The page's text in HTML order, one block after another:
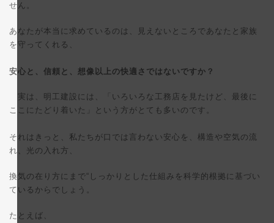
せん。
あなたが本当に求めているのは、見えないところであなたと家族
を守ってくれる、
安心と、信頼と、想像以上の快適さではないですか？
実は、明工建設には、「いろいろな工務店を見たけど、最後に
ここにたどり着いた」という方がとても多いのです。
それはきっと、私たちが口では言わない安心を、構造や空気の流
れ、光の入れ方、
換気の在り方にまで“しっかりとした仕組みを科学的根拠に基づい
ているからでしょう。
たとえば、